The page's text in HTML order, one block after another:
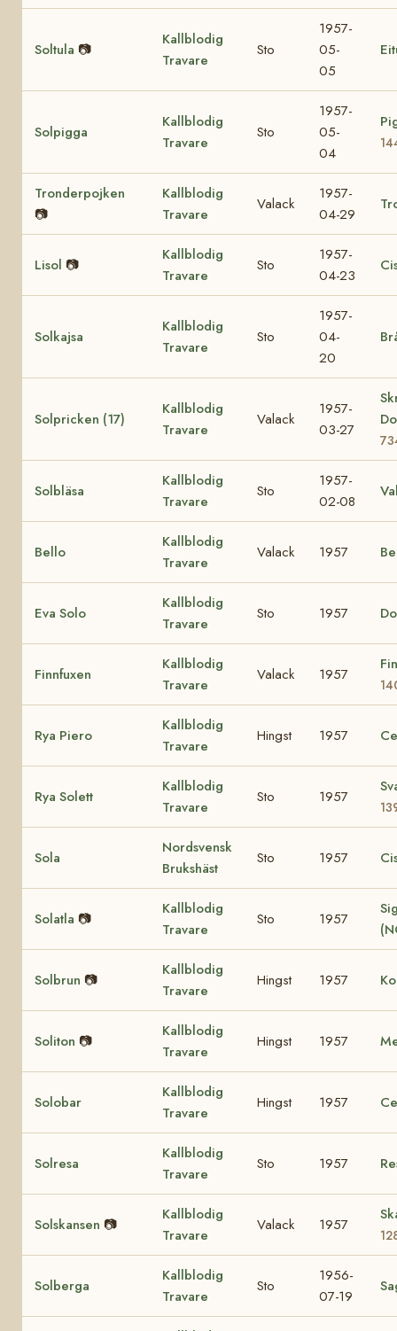
Soltula 📷
Kallblodig
Travare
Sto
1957-
05-
05
Solpigga
Kallblodig
Travare
Sto
1957-
05-
04
Tronderpojken
📷
Kallblodig
Travare
Valack
1957-
04-29
Lisol 📷
Kallblodig
Travare
Sto
1957-
04-23
Solkajsa
Kallblodig
Travare
Sto
1957-
04-
20
Solpricken (17)
Kallblodig
Travare
Valack
1957-
03-27
Solbläsa
Kallblodig
Travare
Sto
1957-
02-08
Bello
Kallblodig
Travare
Valack 1957
Eva Solo
Kallblodig
Travare
Sto 1957
Finnfuxen
Kallblodig
Travare
Valack 1957
Rya Piero
Kallblodig
Travare
Hingst 1957
Rya Solett
Kallblodig
Travare
Sto 1957
Sola
Nordsvensk
Brukshäst
Sto 1957
Solatla 📷
Kallblodig
Travare
Sto 1957
Solbrun 📷
Kallblodig
Travare
Hingst 1957
Soliton 📷
Kallblodig
Travare
Hingst 1957
Solobar
Kallblodig
Travare
Hingst 1957
Solresa
Kallblodig
Travare
Sto 1957
Solskansen 📷
Kallblodig
Travare
Valack 1957
Solberga
Kallblodig
Travare
Sto
1956-
07-19